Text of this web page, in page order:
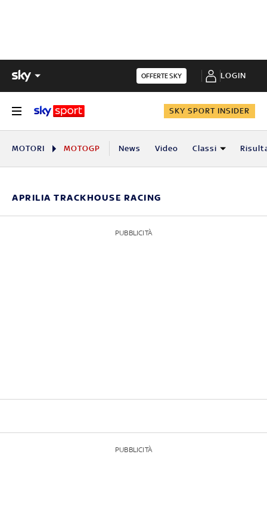
OFFERTE SKY LOGIN
SKY SPORT INSIDER
MOTORI MOTOGP News Video Classi
APRILIA TRACKHOUSE RACING
PUBBLICITÀ
PUBBLICITÀ